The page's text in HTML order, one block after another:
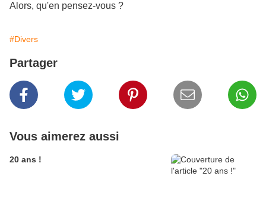
Alors, qu'en pensez-vous ?
#Divers
Partager
Vous aimerez aussi
20 ans !